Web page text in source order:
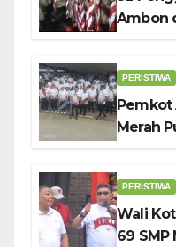
Ambon
PERISTIWA
Pemkot
Merah
PERISTIWA
Wali
69 SMP